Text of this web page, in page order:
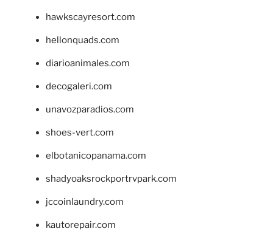
hawkscayresort.com
hellonquads.com
diarioanimales.com
decogaleri.com
unavozparadios.com
shoes-vert.com
elbotanicopanama.com
shadyoaksrockportrvpark.com
jccoinlaundry.com
kautorepair.com